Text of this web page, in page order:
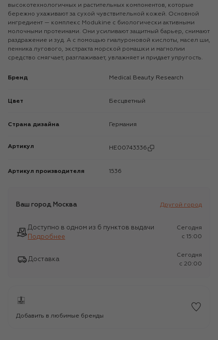
высокотехнологичных и растительных компонентов, которые
бережно ухаживают за сухой чувствительной кожей. Основной
ингредиент — комплекс Modukine с биологически активными
молочными протеинами. Они усиливают защитный барьер, снимают
раздражение и зуд. А с помощью гиалуроновой кислоты, масел ши,
пенника лугового, экстракта морской ромашки и магнолии
средство смягчает, разглаживает, увлажняет и придает упругость.
Бренд Medical Beauty Research
Цвет Бесцветный
Страна дизайна Германия
Артикул HE00743336
Артикул производителя 1536
Ваш город Москва Другой город
Доступно в одном из 6 пунктов выдачи
Подробнее
Сегодня
c 15:00
Доставка
Сегодня
c 20:00
Добавить в любимые бренды